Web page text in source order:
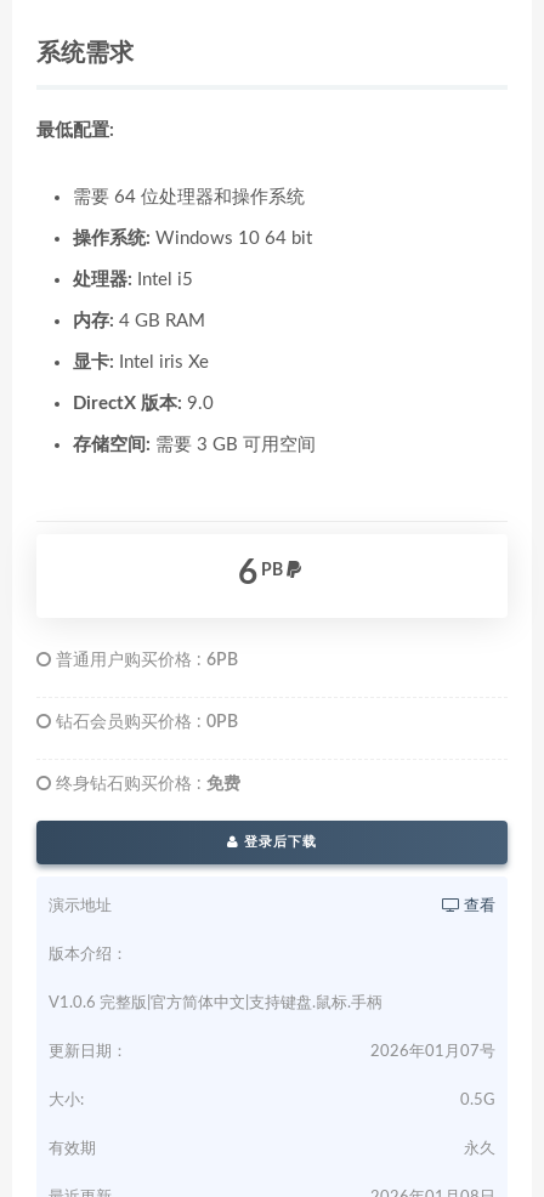
系统需求
最低配置:
需要 64 位处理器和操作系统
操作系统: Windows 10 64 bit
处理器: Intel i5
内存: 4 GB RAM
显卡: Intel iris Xe
DirectX 版本: 9.0
存储空间: 需要 3 GB 可用空间
6 PB
普通用户购买价格 : 6PB
钻石会员购买价格 : 0PB
终身钻石购买价格 : 免费
登录后下载
演示地址 查看
版本介绍：
V1.0.6 完整版|官方简体中文|支持键盘.鼠标.手柄
更新日期： 2026年01月07号
大小: 0.5G
有效期 永久